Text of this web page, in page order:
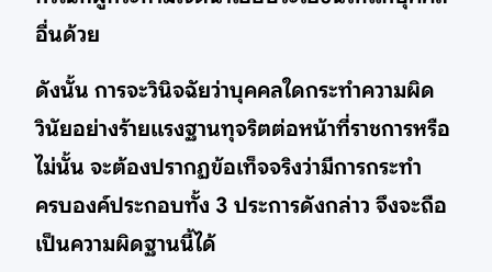
อื่นด้วย
ดังนั้น การจะวินิจฉัยว่าบุคคลใดกระทำความผิด
วินัยอย่างร้ายแรงฐานทุจริตต่อหน้าที่ราชการหรือ
ไม่นั้น จะต้องปรากฏข้อเท็จจริงว่ามีการกระทำ
ครบองค์ประกอบทั้ง 3 ประการดังกล่าว จึงจะถือ
เป็นความผิดฐานนี้ได้